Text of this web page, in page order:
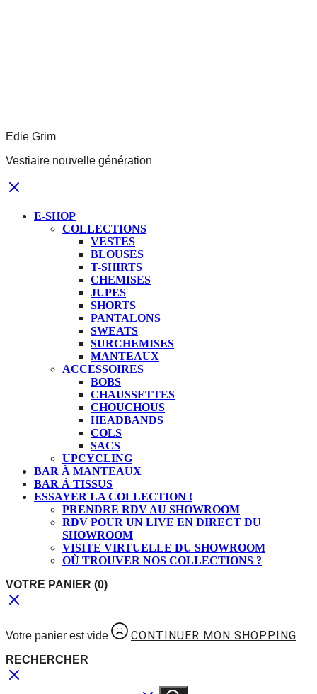
Edie Grim
Vestiaire nouvelle génération
E-SHOP
COLLECTIONS
VESTES
BLOUSES
T-SHIRTS
CHEMISES
JUPES
SHORTS
PANTALONS
SWEATS
SURCHEMISES
MANTEAUX
ACCESSOIRES
BOBS
CHAUSSETTES
CHOUCHOUS
HEADBANDS
COLS
SACS
UPCYCLING
BAR À MANTEAUX
BAR À TISSUS
ESSAYER LA COLLECTION !
PRENDRE RDV AU SHOWROOM
RDV POUR UN LIVE EN DIRECT DU
SHOWROOM
VISITE VIRTUELLE DU SHOWROOM
OÙ TROUVER NOS COLLECTIONS ?
VOTRE PANIER (0)
Votre panier est vide CONTINUER MON SHOPPING
RECHERCHER